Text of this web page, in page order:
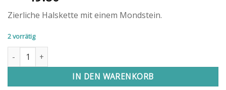
Zierliche Halskette mit einem Mondstein.
2 vorrätig
Halskette mit Edelsteinanhänger (Mondstein) Menge
IN DEN WARENKORB